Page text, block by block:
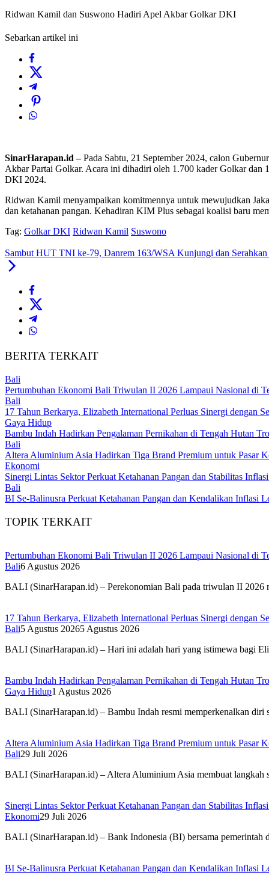
Ridwan Kamil dan Suswono Hadiri Apel Akbar Golkar DKI
Sebarkan artikel ini
SinarHarapan.id –Pada Sabtu, 21 September 2024, calon
Akbar Partai Golkar. Acara ini dihadiri oleh 1.700 kader Golkar dan
DKI 2024.
Ridwan Kamil menyampaikan komitmennya untuk mewujudkan
dan ketahanan pangan. Kehadiran KIM Plus sebagai koalisi baru
Tag: Golkar DKI Ridwan Kamil Suswono
Sambut HUT TNI ke-79, Danrem 163/WSA Kunjungi dan
BERITA TERKAIT
Bali
Pertumbuhan Ekonomi Bali Triwulan II 2026 Lampaui Nasional di
Bali
17 Tahun Berkarya, Elizabeth International Perluas Sinergi dengan
Gaya Hidup
Bambu Indah Hadirkan Pengalaman Pernikahan di Tengah Hutan
Bali
Altera Aluminium Asia Hadirkan Tiga Brand Premium untuk Pasar
Ekonomi
Sinergi Lintas Sektor Perkuat Ketahanan Pangan dan Stabilitas
Bali
BI Se-Balinusra Perkuat Ketahanan Pangan dan Kendalikan Inflasi
TOPIK TERKAIT
Pertumbuhan Ekonomi Bali Triwulan II 2026 Lampaui Nasional di
Bali6 Agustus 2026
BALI (SinarHarapan.id) – Perekonomian Bali pada triwulan II 2026
17 Tahun Berkarya, Elizabeth International Perluas Sinergi dengan
Bali5 Agustus 20265 Agustus 2026
BALI (SinarHarapan.id) – Hari ini adalah hari yang istimewa bagi
Bambu Indah Hadirkan Pengalaman Pernikahan di Tengah Hutan
Gaya Hidup1 Agustus 2026
BALI (SinarHarapan.id) – Bambu Indah resmi memperkenalkan
Altera Aluminium Asia Hadirkan Tiga Brand Premium untuk Pasar
Bali29 Juli 2026
BALI (SinarHarapan.id) – Altera Aluminium Asia membuat langkah
Sinergi Lintas Sektor Perkuat Ketahanan Pangan dan Stabilitas
Ekonomi29 Juli 2026
BALI (SinarHarapan.id) – Bank Indonesia (BI) bersama
BI Se-Balinusra Perkuat Ketahanan Pangan dan Kendalikan Inflasi